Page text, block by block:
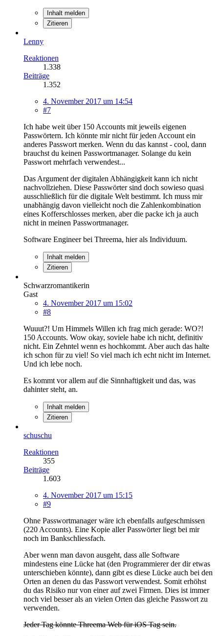
Inhalt melden
Zitieren
Lenny
Reaktionen
1.338
Beiträge
1.352
4. November 2017 um 14:54
#7
Ich habe weit über 150 Accounts mit jeweils eigenen
Passwörtern. Ich könnte mir nicht für jeden Account ein
anderes Passwort merken. Wenn du das kannst - cool, dann
brauchst du keinen Passwortmanager. Solange du kein
Passwort mehrfach verwendest...
Das Argument der digitalen Abhängigkeit kann ich nicht
nachvollziehen. Diese Passwörter sind doch sowieso quasi
ausschließlich für die digitale Welt bestimmt. Ich muss mir
unabhängig davon vielleicht noch die Zahlenkombination
eines Kofferschlosses merken, aber die packe ich ja auch
nicht in meinen Passwortmanager.
Software Engineer bei Threema, hier als Individuum.
Inhalt melden
Zitieren
Schwarzromantikerin
Gast
4. November 2017 um 15:02
#8
Wuuut?! Um Himmels Willen ich frag mich gerade: WO?!
150 Accounts. Wow okay, soviele habe ich nicht, definitiv
nicht. Ein Zehntel wenn es hochkommt. Aber auch das halte
ich schon für zu viel! So viel mach ich echt nicht im Internet.
Und ich lebe noch.
Es kommt vor allem auf die Sinnhaftigkeit und das, was
dahinter steht, an.
Inhalt melden
Zitieren
schuschu
Reaktionen
355
Beiträge
1.603
4. November 2017 um 15:15
#9
Ohne Passwortmanager wäre ich ebenfalls aufgeschmissen
(220 Accounts). Eine Kopie aller Passwörter liegt bei mir
noch im Bankschliessfach.
Aber wenn man davon ausgeht, dass alle Software
mindestens eine Lücke hat (den Programmierer der dir etwas
unterschieben könnte), dann gibt es diese Lücke auch bei den
Orten an denen du das Passwort verwendest. Somit erhöhst
du das Risiko nur von einer auf zwei Firmen. Dies ist immer
noch viel besser als an vielen Orten das gleiche Passwort zu
verwenden.
Jeder Tag könnte Threema Web für iOS Tag sein.